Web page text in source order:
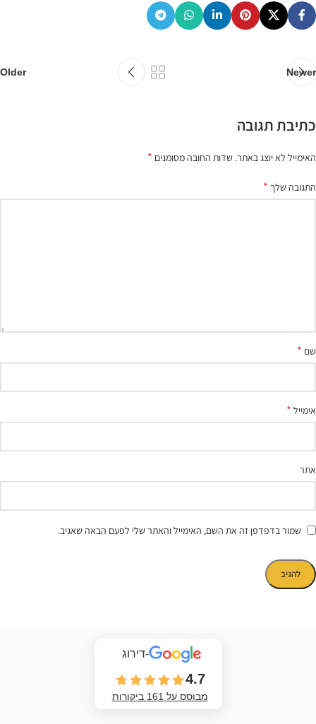
Newer
Older
כתיבת תגובה
האימייל לא יוצג באתר. שדות החובה מסומנים *
התגובה שלך *
שם *
אימייל *
אתר
שמור בדפדפן זה את השם, האימייל והאתר שלי לפעם הבאה שאגיב.
-דירוג
4.7
מבוסס על 161 ביקורות